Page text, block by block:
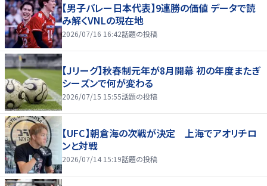
【男子バレー日本代表】9連勝の価値 データで読
み解くVNLの現在地
2026/07/16 16:42話題の投稿
【Jリーグ】秋春制元年が8月開幕 初の年度またぎ
シーズンで何が変わる
2026/07/15 15:55話題の投稿
【UFC】朝倉海の次戦が決定 上海でアオリチロ
ンと対戦
2026/07/14 15:19話題の投稿